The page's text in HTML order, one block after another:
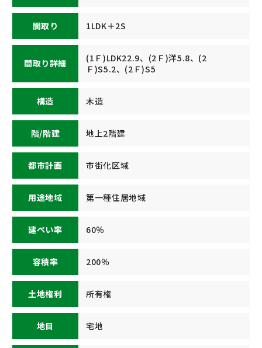
間取り 1LDK＋2S
間取り詳細
(1Ｆ)LDK22.9、(2Ｆ)洋5.8、(2
Ｆ)S5.2、(2Ｆ)S5
構造 木造
階/階建 地上2階建
都市計画 市街化区域
用途地域 第一種住居地域
建ぺい率 60％
容積率 200％
土地権利 所有権
地目 宅地